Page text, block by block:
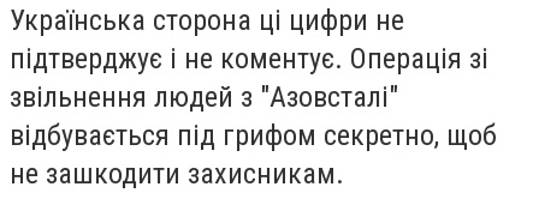
Українська сторона ці цифри не
підтверджує і не коментує. Операція зі
звільнення людей з "Азовсталі"
відбувається під грифом секретно, щоб
не зашкодити захисникам.